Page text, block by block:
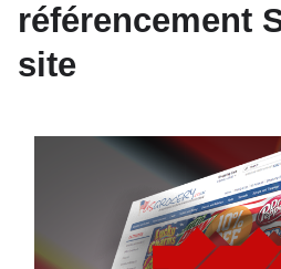
référencement
site